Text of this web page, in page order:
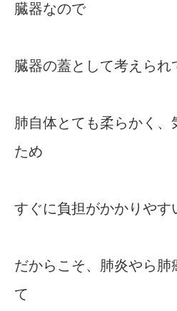
臓器なので
臓器の蓋として考えられ
肺自体とても柔らかく
ため
すぐに負担がかかりやす
だからこそ、肺炎やら肺
て